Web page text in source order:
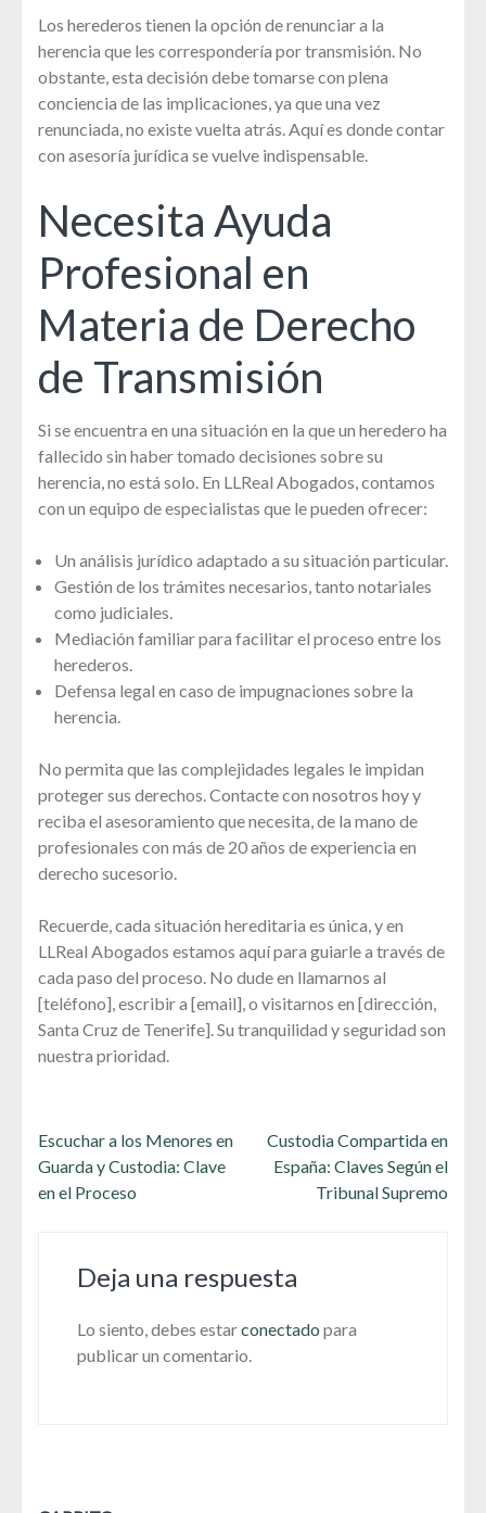
Los herederos tienen la opción de renunciar a la
herencia que les correspondería por transmisión. No
obstante, esta decisión debe tomarse con plena
conciencia de las implicaciones, ya que una vez
renunciada, no existe vuelta atrás. Aquí es donde contar
con asesoría jurídica se vuelve indispensable.
Necesita Ayuda
Profesional en
Materia de Derecho
de Transmisión
Si se encuentra en una situación en la que un heredero ha
fallecido sin haber tomado decisiones sobre su
herencia, no está solo. En LLReal Abogados, contamos
con un equipo de especialistas que le pueden ofrecer:
Un análisis jurídico adaptado a su situación particular.
Gestión de los trámites necesarios, tanto notariales
como judiciales.
Mediación familiar para facilitar el proceso entre los
herederos.
Defensa legal en caso de impugnaciones sobre la
herencia.
No permita que las complejidades legales le impidan
proteger sus derechos. Contacte con nosotros hoy y
reciba el asesoramiento que necesita, de la mano de
profesionales con más de 20 años de experiencia en
derecho sucesorio.
Recuerde, cada situación hereditaria es única, y en
LLReal Abogados estamos aquí para guiarle a través de
cada paso del proceso. No dude en llamarnos al
[teléfono], escribir a [email], o visitarnos en [dirección,
Santa Cruz de Tenerife]. Su tranquilidad y seguridad son
nuestra prioridad.
Navegación
de
entradas
Escuchar a los Menores en
Guarda y Custodia: Clave
en el Proceso
Custodia Compartida en
España: Claves Según el
Tribunal Supremo
Deja una respuesta
Lo siento, debes estarconectado para
publicar un comentario.